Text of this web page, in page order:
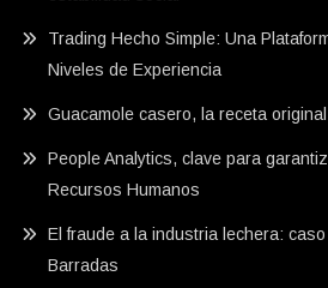
Trading Hecho Simple: Una
Niveles de Experiencia
Guacamole casero, la receta
People Analytics, clave para
Recursos Humanos
El fraude a la industria lechera:
Barradas